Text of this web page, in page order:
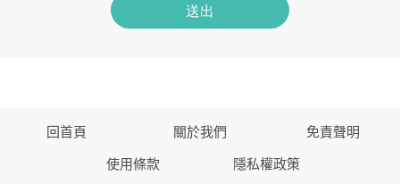
送出
回首頁 關於我們
免責聲明
使用條款
隱私權政策